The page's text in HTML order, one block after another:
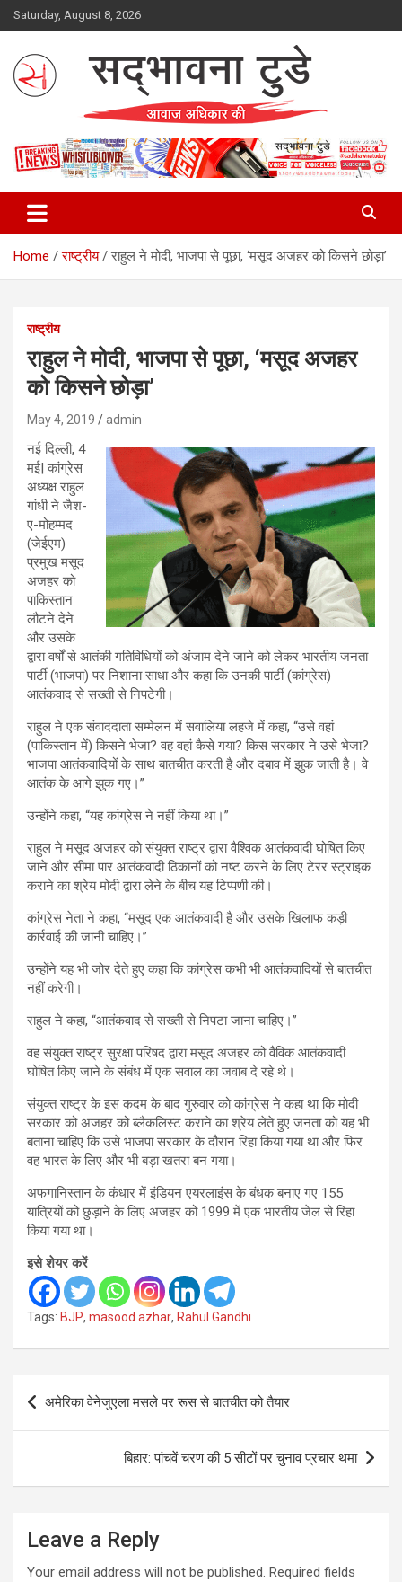
Skip
to
Saturday, August 8, 2026
Sadbhawna Today
Home राष्ट्रीय राहुल ने मोदी, भाजपा से पूछा, ‘मसूद अजहर को किसने छोड़ा’
राष्ट्रीय
राहुल ने मोदी, भाजपा से पूछा, ‘मसूद अजहर
को किसने छोड़ा’
May 4, 2019 admin
नई दिल्ली, 4
मई| कांग्रेस
अध्यक्ष राहुल
गांधी ने जैश-
ए-मोहम्मद
(जेईएम)
प्रमुख मसूद
अजहर को
पाकिस्तान
लौटने देने
और उसके
द्वारा वर्षों से आतंकी गतिविधियों को अंजाम देने जाने को लेकर भारतीय जनता
पार्टी (भाजपा) पर निशाना साधा और कहा कि उनकी पार्टी (कांग्रेस)
आतंकवाद से सख्ती से निपटेगी।
राहुल ने एक संवाददाता सम्मेलन में सवालिया लहजे में कहा, “उसे वहां
(पाकिस्तान में) किसने भेजा? वह वहां कैसे गया? किस सरकार ने उसे भेजा?
भाजपा आतंकवादियों के साथ बातचीत करती है और दबाव में झुक जाती है। वे
आतंक के आगे झुक गए।”
उन्होंने कहा, “यह कांग्रेस ने नहीं किया था।”
राहुल ने मसूद अजहर को संयुक्त राष्ट्र द्वारा वैश्विक आतंकवादी घोषित किए
जाने और सीमा पार आतंकवादी ठिकानों को नष्ट करने के लिए टेरर स्ट्राइक
कराने का श्रेय मोदी द्वारा लेने के बीच यह टिप्पणी की।
कांग्रेस नेता ने कहा, “मसूद एक आतंकवादी है और उसके खिलाफ कड़ी
कार्रवाई की जानी चाहिए।”
उन्होंने यह भी जोर देते हुए कहा कि कांग्रेस कभी भी आतंकवादियों से बातचीत
नहीं करेगी।
राहुल ने कहा, “आतंकवाद से सख्ती से निपटा जाना चाहिए।”
वह संयुक्त राष्ट्र सुरक्षा परिषद द्वारा मसूद अजहर को वैविक आतंकवादी
घोषित किए जाने के संबंध में एक सवाल का जवाब दे रहे थे।
संयुक्त राष्ट्र के इस कदम के बाद गुरुवार को कांग्रेस ने कहा था कि मोदी
सरकार को अजहर को ब्लैकलिस्ट कराने का श्रेय लेते हुए जनता को यह भी
बताना चाहिए कि उसे भाजपा सरकार के दौरान रिहा किया गया था और फिर
वह भारत के लिए और भी बड़ा खतरा बन गया।
अफगानिस्तान के कंधार में इंडियन एयरलाइंस के बंधक बनाए गए 155
यात्रियों को छुड़ाने के लिए अजहर को 1999 में एक भारतीय जेल से रिहा
किया गया था।
इसे शेयर करें
Tags: BJP, masood azhar, Rahul Gandhi
Post
navigation
अमेरिका वेनेजुएला मसले पर रूस से बातचीत को तैयार
बिहार: पांचवें चरण की 5 सीटों पर चुनाव प्रचार थमा
Leave a Reply
Your email address will not be published. Required fields